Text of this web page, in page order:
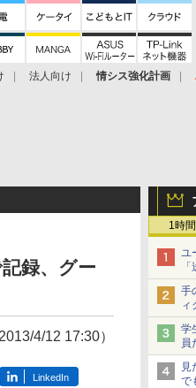
法人向け 情シス強化計画
1時間
ユ
【
手
ィ
学
員
見
で
録、グー
2013/4/12 17:30）
LinkedIn